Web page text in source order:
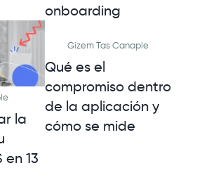
onboarding
la
13
Gizem Tas Canaple
Qué es el
compromiso dentro
de la aplicación y
cómo se mide